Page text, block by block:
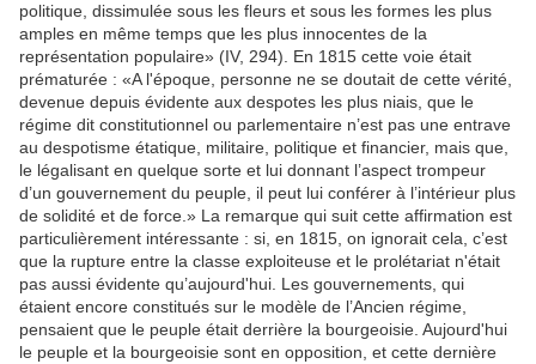
politique, dissimulée sous les fleurs et sous les formes les plus
amples en même temps que les plus innocentes de la
représentation populaire» (IV, 294). En 1815 cette voie était
prématurée : «A l'époque, personne ne se doutait de cette vérité,
devenue depuis évidente aux despotes les plus niais, que le
régime dit constitutionnel ou parlementaire n’est pas une entrave
au despotisme étatique, militaire, politique et financier, mais que,
le légalisant en quelque sorte et lui donnant l’aspect trompeur
d’un gouvernement du peuple, il peut lui conférer à l’intérieur plus
de solidité et de force.» La remarque qui suit cette affirmation est
particulièrement intéressante : si, en 1815, on ignorait cela, c’est
que la rupture entre la classe exploiteuse et le prolétariat n'était
pas aussi évidente qu’aujourd'hui. Les gouvernements, qui
étaient encore constitués sur le modèle de l’Ancien régime,
pensaient que le peuple était derrière la bourgeoisie. Aujourd'hui
le peuple et la bourgeoisie sont en opposition, et cette dernière